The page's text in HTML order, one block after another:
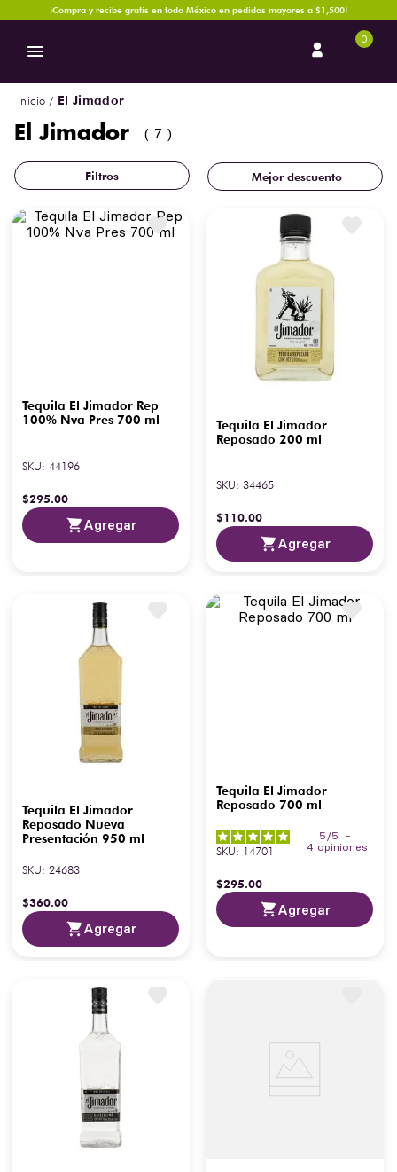
¡Compra y recibe gratis en todo México en pedidos mayores a $1,500!
0
El Jimador
El Jimador 7
Mejor descuento
Tequila El Jimador Rep
100% Nva Pres 700 ml
SKU: 44196
$295.00
Agregar
Tequila El Jimador
Reposado 200 ml
SKU: 34465
$110.00
Agregar
Tequila El Jimador
Reposado Nueva
Presentación 950 ml
SKU: 24683
$360.00
Agregar
Tequila El Jimador
Reposado 700 ml
5 /5
-
4 opiniones
SKU: 14701
$295.00
Agregar